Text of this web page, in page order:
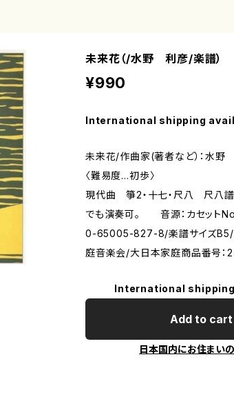
未来花（/水野 利彦/楽譜）
¥990
International shipping
未来花/作曲家(著者など）：水野
〈難易度…初歩〉
現代曲 箏2・十七・尺八 尺
でも演奏可。 音源：カセット
0-65005-827-8/楽譜サイズB5/
庭音楽会/大日本家庭商品番号：
International
Add to cart
日本国内にお住まい